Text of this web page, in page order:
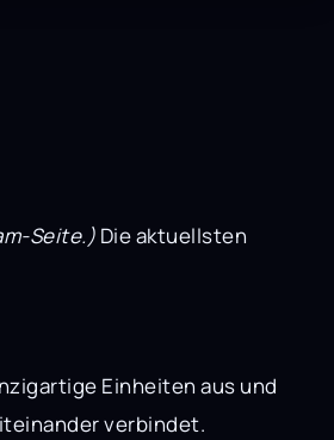
Seite.) Die aktuellsten
Einheiten aus und
verbindet.